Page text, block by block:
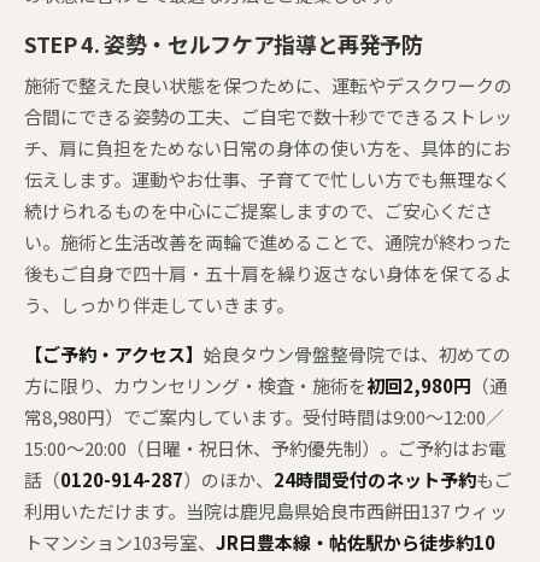
STEP 4. 姿勢・セルフケア指導と再発予防
施術で整えた良い状態を保つために、運転やデスクワークの
合間にできる姿勢の工夫、ご自宅で数十秒でできるストレッ
チ、肩に負担をためない日常の身体の使い方を、具体的にお
伝えします。運動やお仕事、子育てで忙しい方でも無理なく
続けられるものを中心にご提案しますので、ご安心くださ
い。施術と生活改善を両輪で進めることで、通院が終わった
後もご自身で四十肩・五十肩を繰り返さない身体を保てるよ
う、しっかり伴走していきます。
【ご予約・アクセス】 姶良タウン骨盤整骨院では、初めての
方に限り、カウンセリング・検査・施術を初回2,980円 （通
常8,980円）でご案内しています。受付時間は9:00〜12:00／
15:00〜20:00（日曜・祝日休、予約優先制）。ご予約はお電
話（0120-914-287）のほか、 24時間受付のネット予約もご
利用いただけます。当院は鹿児島県姶良市西餅田137 ウィッ
トマンション103号室、 JR日豊本線・帖佐駅から徒歩約10